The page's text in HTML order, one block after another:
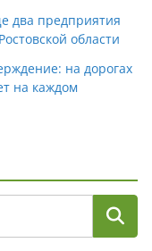
два предприятия
области
на дорогах
на каждом